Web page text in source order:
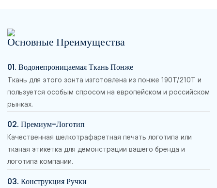
Основные Преимущества
01. Водонепроницаемая Ткань Понже
Ткань для этого зонта изготовлена ​​из понже 190T/210T и
пользуется особым спросом на европейском и российском
рынках.
02. Премиум-Логотип
Качественная шелкотрафаретная печать логотипа или
тканая этикетка для демонстрации вашего бренда и
логотипа компании.
03. Конструкция Ручки